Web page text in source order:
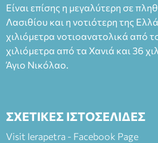
Είναι επίσης η μεγαλύτερη σε
Λασιθίου και η νοτιότερη της
χιλιόμετρα νοτιοανατολικά από
χιλιόμετρα από τα Χανιά και 36
Άγιο Νικόλαο.
ΣΧΕΤΙΚΕΣ ΙΣΤΟΣΕΛΙΔΕΣ
Visit Ierapetra - Facebook Page